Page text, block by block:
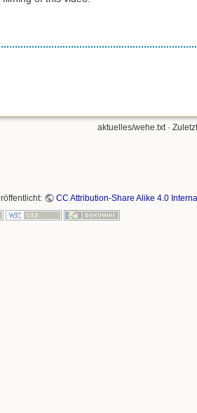
aktuelles/wehe.txt·
CC Attribution-Share Alike 4.0